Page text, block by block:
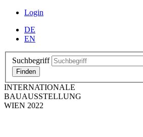
Login
DE
EN
Suchbegriff
INTERNATIONALE
BAUAUSSTELLUNG
WIEN 2022